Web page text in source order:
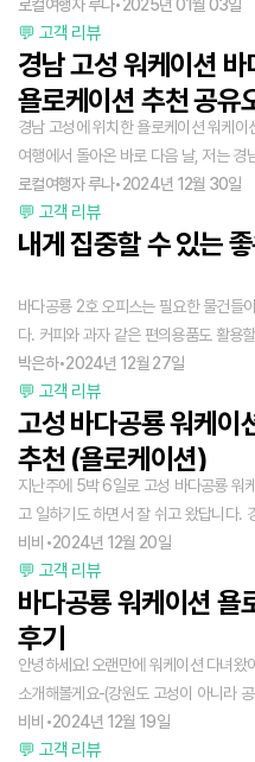
환경에서 휴식하며 일하는 것으로도 충
5시간 걸려 최남단까지 내려왔는데, 그
그래서, 일하거나 숙소에서 쉬지 않는
지 고민하신다면, 제 경험이 도움이 될
제가 직접 경험한 경남 고성의 가볼 만
다.
로컬여행자 루나•2025년 01월 03일
💬 고객 리뷰
경남 고성 워케이션
욜로케이션 추천 공유
경남 고성에 위치한 욜로케이션 워케
여행에서 돌아온 바로 다음 날, 저는 경
하는 저로서는 한국에 돌아와 바로 바
동안의 여행과 한 해를 정리하는 시간
서 바다공룡을 선택하게 되었어요.
로컬여행자 루나•2024년 12월 30일
💬 고객 리뷰
내게 집중할 수 있는
바다공룡 2호 오피스는 필요한 물건들
다. 커피와 과자 같은 편의용품도 활용할 수 있어서 작은 부분까지 신경 써준 운영진
의 배려가 느껴졌어요. 숙소는 아늑하
설 덕분에 편안하게 머물 수 있었습니다. 숲멍 트래킹은 어렵지 않은 난이도로 여유
롭게 즐길 수 있었고, 매니저분들이 꼼
제공해주신 김밥과 물도 정말 감사했어요! 조용한 환경 덕분에 마음이 여유로워
고, 업무와 휴식에만 온전히 집중할 수
력이라고 생각해요. 매니저분들은 언제나 친절하고 세심하게 챙겨주셨습니다. 첫날
도착이 늦었는데도 기다려주시고, 동네
에 올 때 기대하며 더 많은 것을 누릴 수 있을 것 같아요. 이
지들이 아쉬웠지만, 다음에는 꼭 봄이
보고 싶습니다. 또한, 동네의 유휴 공간을 재활용해 새로운 가치를 만들어낸 점이 정
말 인상 깊었습니다. 지방 소멸이라는
경험을 제공해준 바다공룡에게 감사의 마음을 전하고
와 휴식을 동시에 누릴 수 있었던 최고
시간이었습니다. 여러분도 바다공룡
박은하•2024년 12월 27일
💬 고객 리뷰
고성 바다공룡 워케이
추천 (욜로케이션)
지난주에 5박 6일로 고성 바다공룡 워
고 일하기도 하면서 잘 쉬고 왔답니다.
곳 중 숙소에서 걸어서 10분내외로 갈
소개할게요. 욜로케이션 패키지에 포함
지 왔는데 그 지역의 맛과 멋을 즐기지
비비 •2024년 12월 20일
💬 고객 리뷰
바다공룡 워케이션 욜
후기
안녕하세요! 오랜만에 워케이션 다녀
소개해볼게요-(강원도 고성이 아니라
공룡워케이션은 21년부터 이름을 들어
게 되었어요. 프로그램 이름은 욜로케
비비 •2024년 12월 19일
💬 고객 리뷰